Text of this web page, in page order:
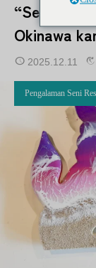
“Seated
Okinawa
2025.12.11
Pengalaman Seni